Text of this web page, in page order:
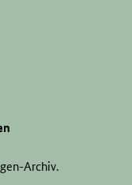
Archiv.